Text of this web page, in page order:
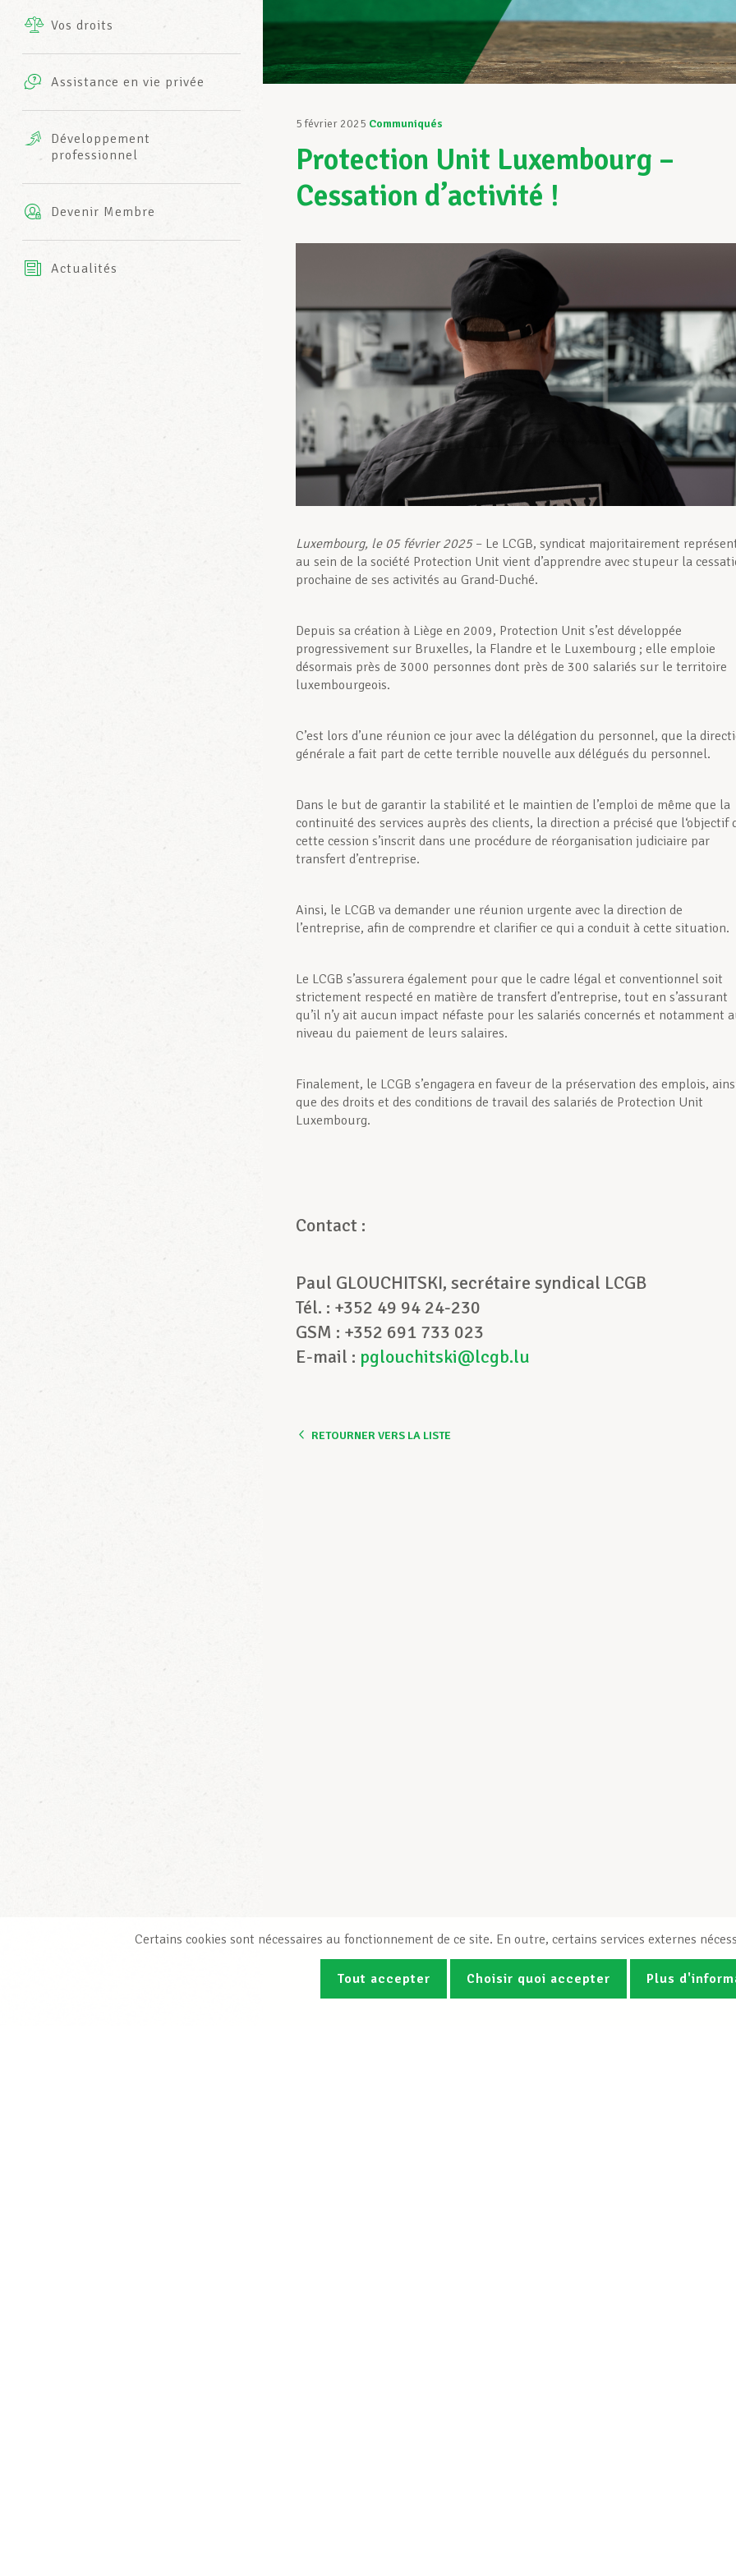
INFO-CENTER
Vos droits
Assistance en vie privée
complémentaires
AXA
Développement
professionnel
Devenir Membre
Actualités
5 février 2025 Communiqués
Protection Unit Luxembourg –
Cessation d’activité !
Luxembourg, le 05 février 2025– Le LCGB, syndicat majoritairement
au sein de la société Protection Unit vient d’apprendre avec stupeur la
prochaine de ses activités au Grand-Duché.
Depuis sa création à Liège en 2009, Protection Unit s’est développée
progressivement sur Bruxelles, la Flandre et le Luxembourg ; elle emploie
désormais près de 3000 personnes dont près de 300 salariés sur le territoire
luxembourgeois.
C’est lors d’une réunion ce jour avec la délégation du personnel, que la
générale a fait part de cette terrible nouvelle aux délégués du personnel.
Dans le but de garantir la stabilité et le maintien de l’emploi de même que la
continuité des services auprès des clients, la direction a précisé que l‘objectif
cette cession s’inscrit dans une procédure de réorganisation judiciaire par
transfert d’entreprise.
Ainsi, le LCGB va demander une réunion urgente avec la direction de
l’entreprise, afin de comprendre et clarifier ce qui a conduit à cette situation.
Le LCGB s’assurera également pour que le cadre légal et conventionnel soit
strictement respecté en matière de transfert d’entreprise, tout en s’assurant
qu’il n’y ait aucun impact néfaste pour les salariés concernés et notamment
niveau du paiement de leurs salaires.
Finalement, le LCGB s’engagera en faveur de la préservation des emplois,
que des droits et des conditions de travail des salariés de Protection Unit
Luxembourg.
Contact :
Paul GLOUCHITSKI, secrétaire syndical LCGB
Tél. : +352 49 94 24-230
GSM : +352 691 733 023
E-mail : pglouchitski@lcgb.lu
RETOURNER VERS LA LISTE
Certains cookies sont nécessaires au fonctionnement de ce site. En outre, certains services externes
Tout accepter Choisir quoi accepter Plus